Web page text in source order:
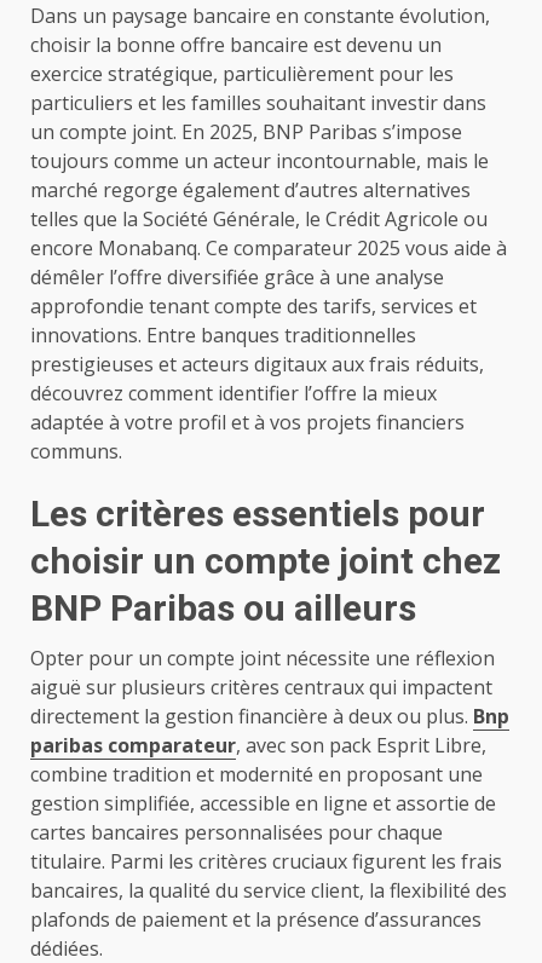
Dans un paysage bancaire en constante évolution,
choisir la bonne offre bancaire est devenu un
exercice stratégique, particulièrement pour les
particuliers et les familles souhaitant investir dans
un compte joint. En 2025, BNP Paribas s’impose
toujours comme un acteur incontournable, mais le
marché regorge également d’autres alternatives
telles que la Société Générale, le Crédit Agricole ou
encore Monabanq. Ce comparateur 2025 vous aide à
démêler l’offre diversifiée grâce à une analyse
approfondie tenant compte des tarifs, services et
innovations. Entre banques traditionnelles
prestigieuses et acteurs digitaux aux frais réduits,
découvrez comment identifier l’offre la mieux
adaptée à votre profil et à vos projets financiers
communs.
Les critères essentiels pour
choisir un compte joint chez
BNP Paribas ou ailleurs
Opter pour un compte joint nécessite une réflexion
aiguë sur plusieurs critères centraux qui impactent
directement la gestion financière à deux ou plus. Bnp
paribas comparateur, avec son pack Esprit Libre,
combine tradition et modernité en proposant une
gestion simplifiée, accessible en ligne et assortie de
cartes bancaires personnalisées pour chaque
titulaire. Parmi les critères cruciaux figurent les frais
bancaires, la qualité du service client, la flexibilité des
plafonds de paiement et la présence d’assurances
dédiées.